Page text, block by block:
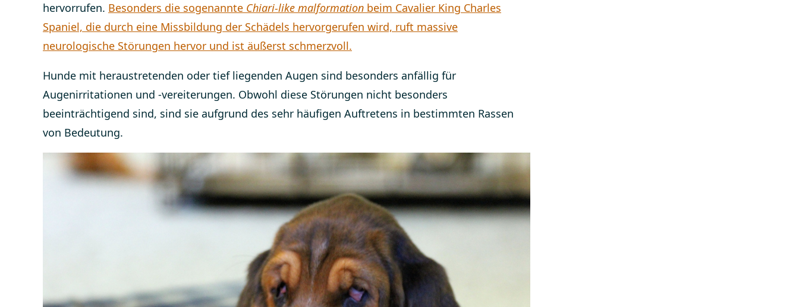
hervorrufen. Besonders die sogenannte Chiari-like malformation beim Cavalier King Charles
Spaniel, die durch eine Missbildung der Schädels hervorgerufen wird, ruft massive
neurologische Störungen hervor und ist äußerst schmerzvoll.
Hunde mit heraustretenden oder tief liegenden Augen sind besonders anfällig für
Augenirritationen und -vereiterungen. Obwohl diese Störungen nicht besonders
beeinträchtigend sind, sind sie aufgrund des sehr häufigen Auftretens in bestimmten Rassen
von Bedeutung.